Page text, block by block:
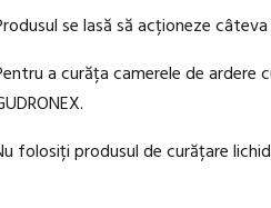
se lasă să acționeze
a curăța camerele de ardere
folosiți produsul de curățare